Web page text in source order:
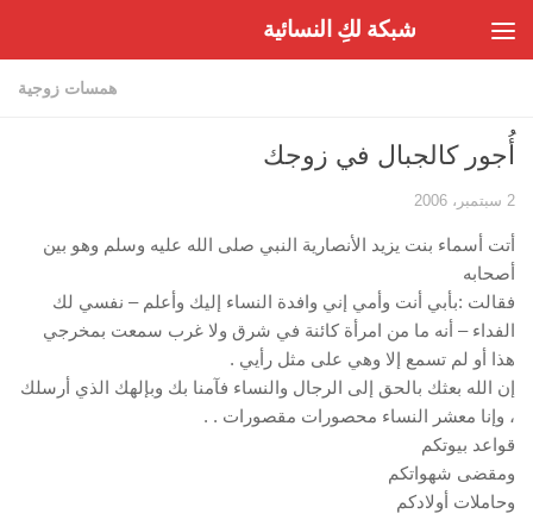
شبكة لكِ النسائية
همسات زوجية
أُجور كالجبال في زوجك
2 سبتمبر، 2006
أتت أسماء بنت يزيد الأنصارية النبي صلى الله عليه وسلم وهو بين
أصحابه
فقالت :بأبي أنت وأمي إني وافدة النساء إليك وأعلم – نفسي لك
الفداء – أنه ما من امرأة كائنة في شرق ولا غرب سمعت بمخرجي
هذا أو لم تسمع إلا وهي على مثل رأيي .
إن الله بعثك بالحق إلى الرجال والنساء فآمنا بك وبإلهك الذي أرسلك
، وإنا معشر النساء محصورات مقصورات . .
قواعد بيوتكم
ومقضى شهواتكم
وحاملات أولادكم